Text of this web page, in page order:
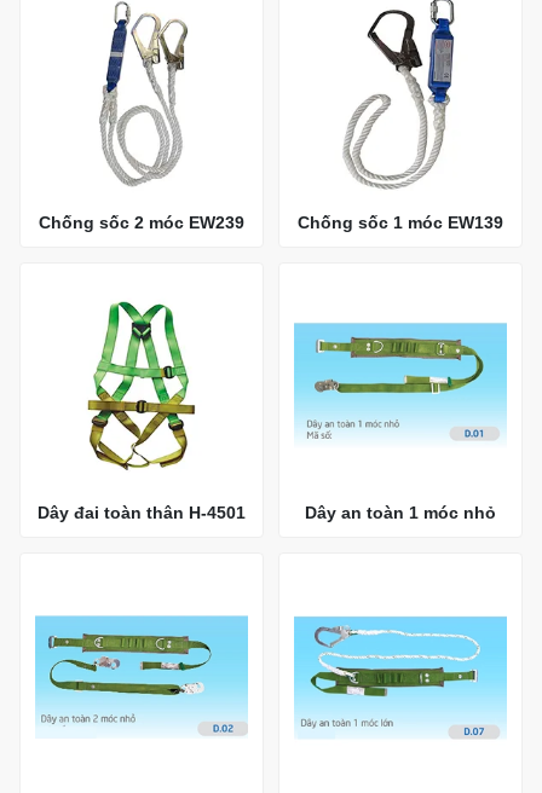
Chống sốc 2 móc EW239 Chống sốc 1 móc EW139
Dây đai toàn thân H-4501 Dây an toàn 1 móc nhỏ